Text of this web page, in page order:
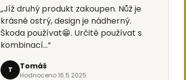
„Jíž druhý produkt zakoupen. Nůž je
krásně ostrý, design je nádherný.
Škoda používat😁. Určitě používat s
kombinací…“
T Tomáš
Hodnoceno 16.5.2025